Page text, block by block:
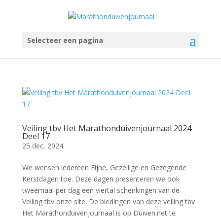
Selecteer een pagina
Veiling tbv Het Marathonduivenjournaal 2024
Deel 17
25 dec, 2024
We wensen iedereen Fijne, Gezellige en Gezegende
Kerstdagen toe. Deze dagen presenteren we ook
tweemaal per dag een viertal schenkingen van de
Veiling tbv onze site. De biedingen van deze veiling tbv
Het Marathonduivenjournaal is op Duiven.net te